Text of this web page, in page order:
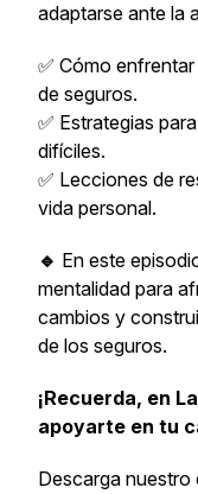
adaptarse ante la
✅ Cómo
de seguros.
✅ Estrategias
difíciles.
✅ Lecciones de
vida personal.
🔹 En este
mentalidad para
cambios y
de los seguros.
¡Recuerda, en
apoyarte en tu
Descarga